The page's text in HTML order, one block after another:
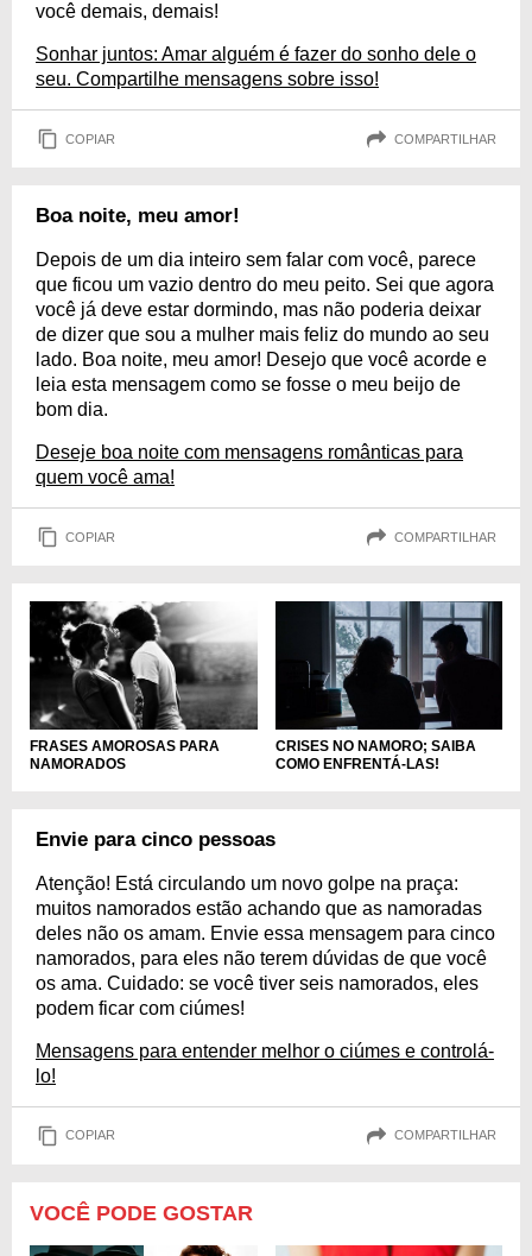
você demais, demais!
Sonhar juntos: Amar alguém é fazer do sonho dele o
seu. Compartilhe mensagens sobre isso!
COPIAR COMPARTILHAR
Boa noite, meu amor!
Depois de um dia inteiro sem falar com você, parece
que ficou um vazio dentro do meu peito. Sei que agora
você já deve estar dormindo, mas não poderia deixar
de dizer que sou a mulher mais feliz do mundo ao seu
lado. Boa noite, meu amor! Desejo que você acorde e
leia esta mensagem como se fosse o meu beijo de
bom dia.
Deseje boa noite com mensagens românticas para
quem você ama!
COPIAR COMPARTILHAR
FRASES AMOROSAS PARA
NAMORADOS
CRISES NO NAMORO; SAIBA
COMO ENFRENTÁ-LAS!
Envie para cinco pessoas
Atenção! Está circulando um novo golpe na praça:
muitos namorados estão achando que as namoradas
deles não os amam. Envie essa mensagem para cinco
namorados, para eles não terem dúvidas de que você
os ama. Cuidado: se você tiver seis namorados, eles
podem ficar com ciúmes!
Mensagens para entender melhor o ciúmes e controlá-
lo!
COPIAR COMPARTILHAR
VOCÊ PODE GOSTAR